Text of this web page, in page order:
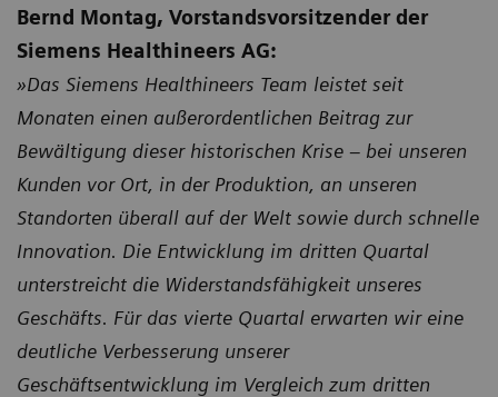
Bernd Montag, Vorstandsvorsitzender der
Siemens Healthineers AG:
»Das Siemens Healthineers Team leistet seit
Monaten einen außerordentlichen Beitrag zur
Bewältigung dieser historischen Krise – bei unseren
Kunden vor Ort, in der Produktion, an unseren
Standorten überall auf der Welt sowie durch schnelle
Innovation. Die Entwicklung im dritten Quartal
unterstreicht die Widerstandsfähigkeit unseres
Geschäfts. Für das vierte Quartal erwarten wir eine
deutliche Verbesserung unserer
Geschäftsentwicklung im Vergleich zum dritten